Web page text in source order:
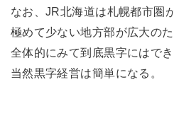
なお、JR北海道は札幌都市圏
極めて少ない地方部が広大の
全体的にみて到底黒字にはで
当然黒字経営は簡単になる。